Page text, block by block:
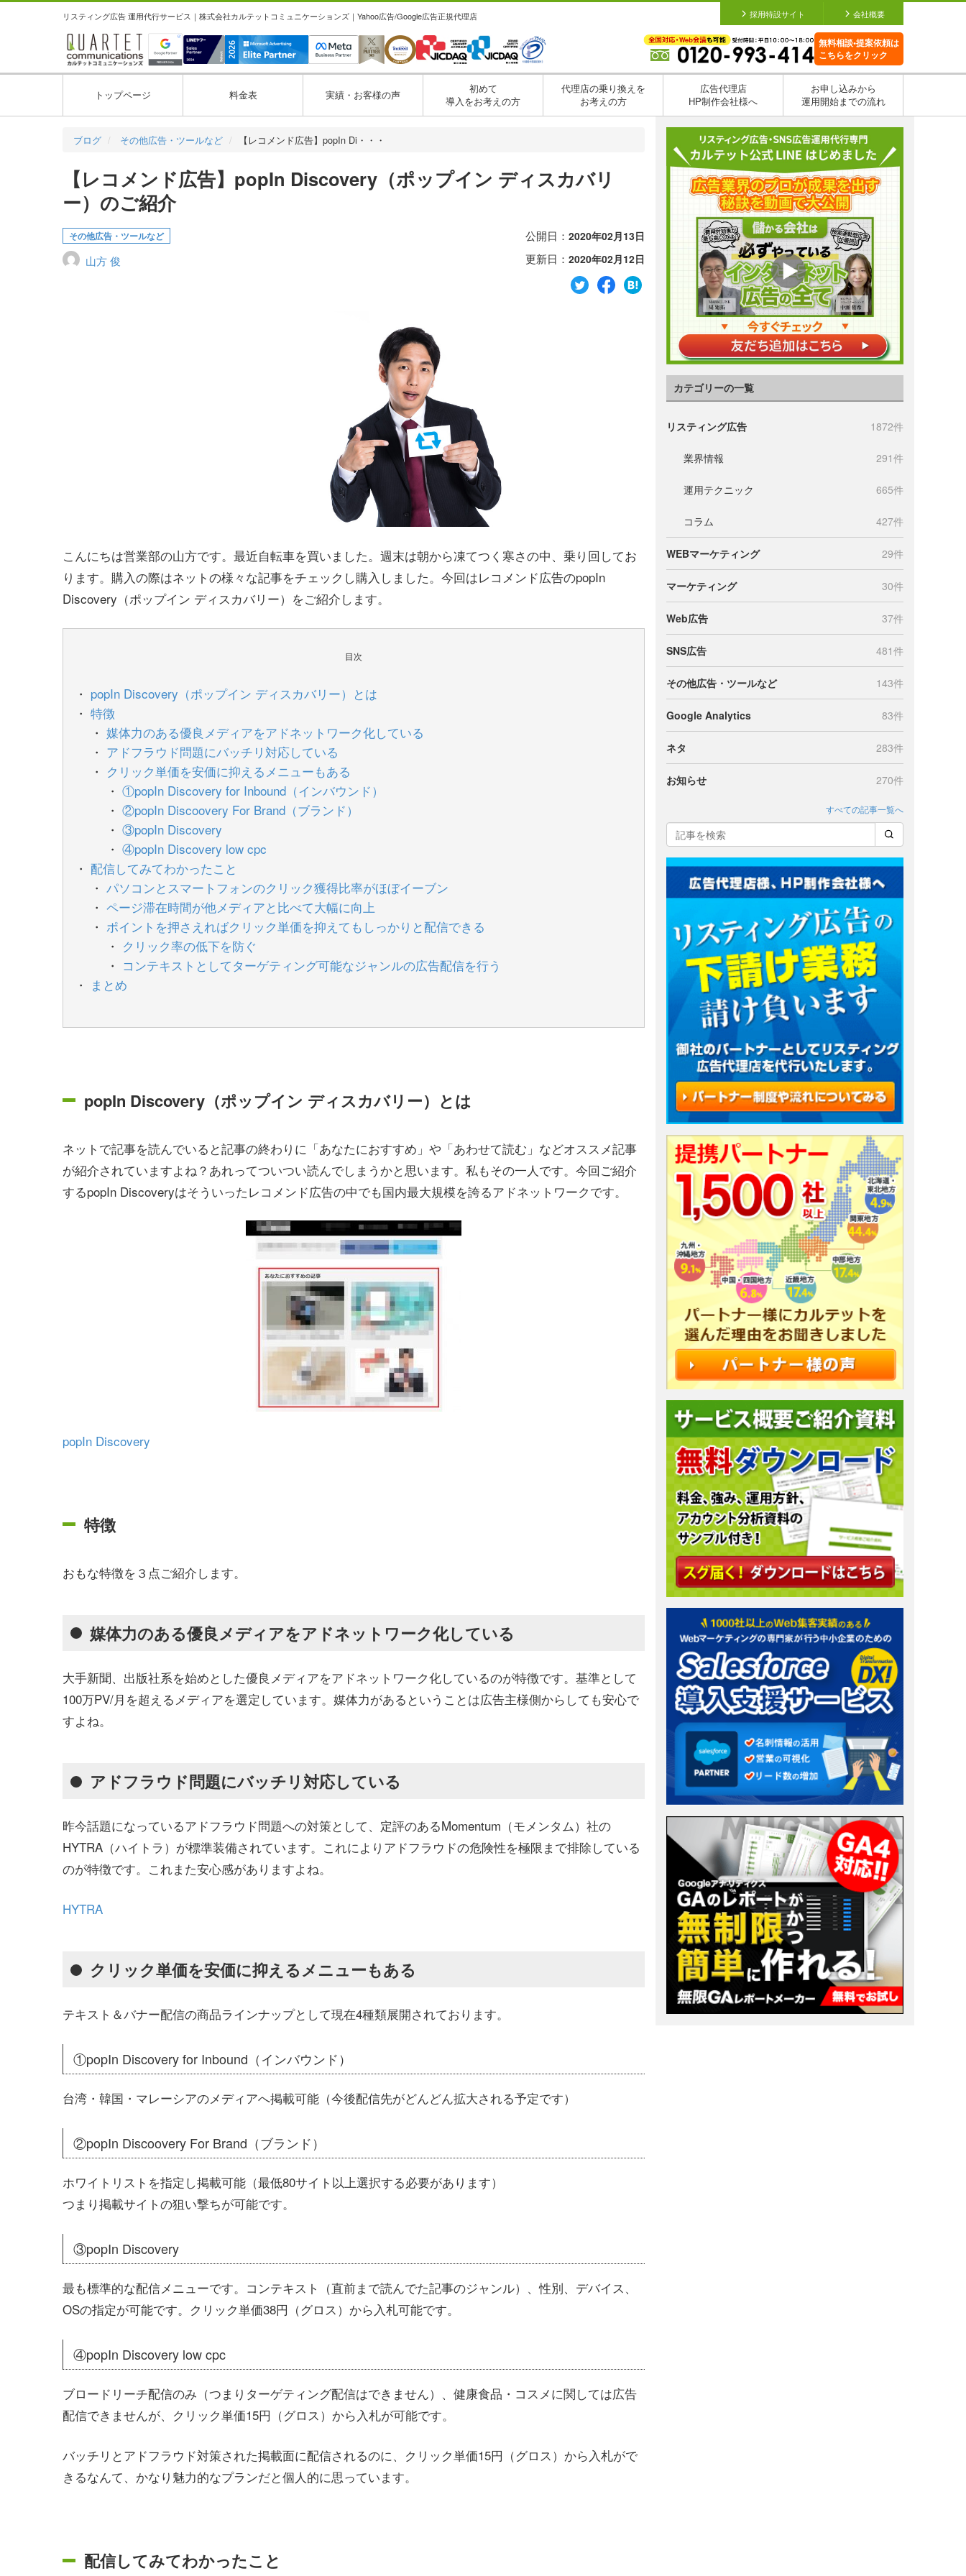
リスティング広告 運用代行サービス｜株式会社カルテットコミュニケーションズ｜Yahoo広告/Google広告正規代理店 採用特設サイト 会社概要
無料相談•提案依頼は
こちらをクリック
トップページ 料金表 実績・お客様の声
初めて
導入をお考えの方
代理店の乗り換えを
お考えの方
広告代理店
HP制作会社様へ
お申し込みから
運用開始までの流れ
ブログ その他広告・ツールなど 【レコメンド広告】popIn Di・・・
【レコメンド広告】popIn Discovery（ポップイン ディスカバリ
ー）のご紹介
その他広告・ツールなど
山方 俊
公開日： 2020年02月13日
更新日： 2020年02月12日
こんにちは営業部の山方です。最近自転車を買いました。週末は朝から凍てつく寒さの中、乗り回してお
ります。購入の際はネットの様々な記事をチェックし購入しました。今回はレコメンド広告のpopIn
Discovery（ポップイン ディスカバリー）をご紹介します。
目次
popIn Discovery（ポップイン ディスカバリー）とは
特徴
媒体力のある優良メディアをアドネットワーク化している
アドフラウド問題にバッチリ対応している
クリック単価を安価に抑えるメニューもある
①popIn Discovery for Inbound（インバウンド）
②popIn Discoovery For Brand（ブランド）
③popIn Discovery
④popIn Discovery low cpc
配信してみてわかったこと
パソコンとスマートフォンのクリック獲得比率がほぼイーブン
ページ滞在時間が他メディアと比べて大幅に向上
ポイントを押さえればクリック単価を抑えてもしっかりと配信できる
クリック率の低下を防ぐ
コンテキストとしてターゲティング可能なジャンルの広告配信を行う
まとめ
popIn Discovery（ポップイン ディスカバリー）とは
ネットで記事を読んでいると記事の終わりに「あなたにおすすめ」や「あわせて読む」などオススメ記事
が紹介されていますよね？あれってついつい読んでしまうかと思います。私もその一人です。今回ご紹介
するpopIn Discoveryはそういったレコメンド広告の中でも国内最大規模を誇るアドネットワークです。
popIn Discovery
特徴
おもな特徴を３点ご紹介します。
媒体力のある優良メディアをアドネットワーク化している
大手新聞、出版社系を始めとした優良メディアをアドネットワーク化しているのが特徴です。基準として
100万PV/月を超えるメディアを選定しています。媒体力があるということは広告主様側からしても安心で
すよね。
アドフラウド問題にバッチリ対応している
昨今話題になっているアドフラウド問題への対策として、定評のあるMomentum（モメンタム）社の
HYTRA（ハイトラ）が標準装備されています。これによりアドフラウドの危険性を極限まで排除している
のが特徴です。これまた安心感がありますよね。
HYTRA
クリック単価を安価に抑えるメニューもある
テキスト＆バナー配信の商品ラインナップとして現在4種類展開されております。
①popIn Discovery for Inbound（インバウンド）
台湾・韓国・マレーシアのメディアへ掲載可能（今後配信先がどんどん拡大される予定です）
②popIn Discoovery For Brand（ブランド）
ホワイトリストを指定し掲載可能（最低80サイト以上選択する必要があります）
つまり掲載サイトの狙い撃ちが可能です。
③popIn Discovery
最も標準的な配信メニューです。コンテキスト（直前まで読んでた記事のジャンル）、性別、デバイス、
OSの指定が可能です。クリック単価38円（グロス）から入札可能です。
④popIn Discovery low cpc
ブロードリーチ配信のみ（つまりターゲティング配信はできません）、健康食品・コスメに関しては広告
配信できませんが、クリック単価15円（グロス）から入札が可能です。
バッチリとアドフラウド対策された掲載面に配信されるのに、クリック単価15円（グロス）から入札がで
きるなんて、かなり魅力的なプランだと個人的に思っています。
配信してみてわかったこと
カテゴリーの一覧
リスティング広告 1872件
業界情報 291件
運用テクニック 665件
コラム 427件
WEBマーケティング 29件
マーケティング 30件
Web広告 37件
SNS広告 481件
その他広告・ツールなど 143件
Google Analytics 83件
ネタ 283件
お知らせ 270件
すべての記事一覧へ